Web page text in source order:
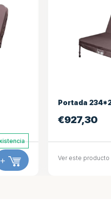
+
Piloto de spa
€495,00
Ver este producto